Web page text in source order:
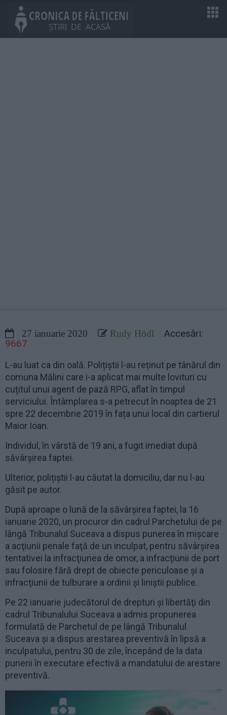
27 ianuarie 2020 Rudy Hödl
Accesări:
9667
L-au luat ca din oală. Polițiștii l-au reținut pe tânărul din
comuna Mălini care i-a aplicat mai multe lovituri cu
cuțitul unui agent de pază RPG, aflat în timpul
serviciului. Întâmplarea s-a petrecut în noaptea de 21
spre 22 decembrie 2019 în fața unui local din cartierul
Maior Ioan.
Individul, în vârstă de 19 ani, a fugit imediat după
săvârșirea faptei.
Ulterior, polițiștii l-au căutat la domiciliu, dar nu l-au
găsit pe autor.
După aproape o lună de la săvârșirea faptei, la 16
ianuarie 2020, un procuror din cadrul Parchetului de pe
lângă Tribunalul Suceava a dispus punerea în mişcare
a acţiunii penale faţă de un inculpat, pentru săvârşirea
tentativei la infracţiunea de omor, a infracţiunii de port
sau folosire fără drept de obiecte periculoase şi a
infracţiunii de tulburare a ordinii şi liniştii publice.
Pe 22 ianuarie judecătorul de drepturi şi libertăţi din
cadrul Tribunalului Suceava a admis propunerea
formulată de Parchetul de pe lângă Tribunalul
Suceava şi a dispus arestarea preventivă în lipsă a
inculpatului, pentru 30 de zile, începând de la data
punerii în executare efectivă a mandatului de arestare
preventivă.